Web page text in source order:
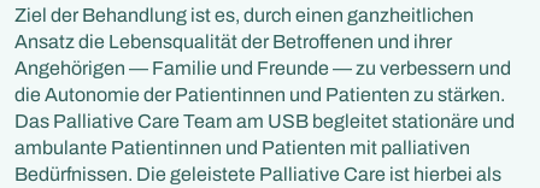
Ziel der Behandlung ist es, durch einen ganzheitlichen
Ansatz die Lebensqualität der Betroffenen und ihrer
Angehörigen — Familie und Freunde — zu verbessern und
die Autonomie der Patientinnen und Patienten zu stärken.
Das Palliative Care Team am USB begleitet stationäre und
ambulante Patientinnen und Patienten mit palliativen
Bedürfnissen. Die geleistete Palliative Care ist hierbei als